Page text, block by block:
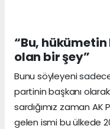
“Bu,
olan bir şey”
Bunu söyleyeni
partinin başkanı
sardığımız zaman
gelen ismi bu ülkede